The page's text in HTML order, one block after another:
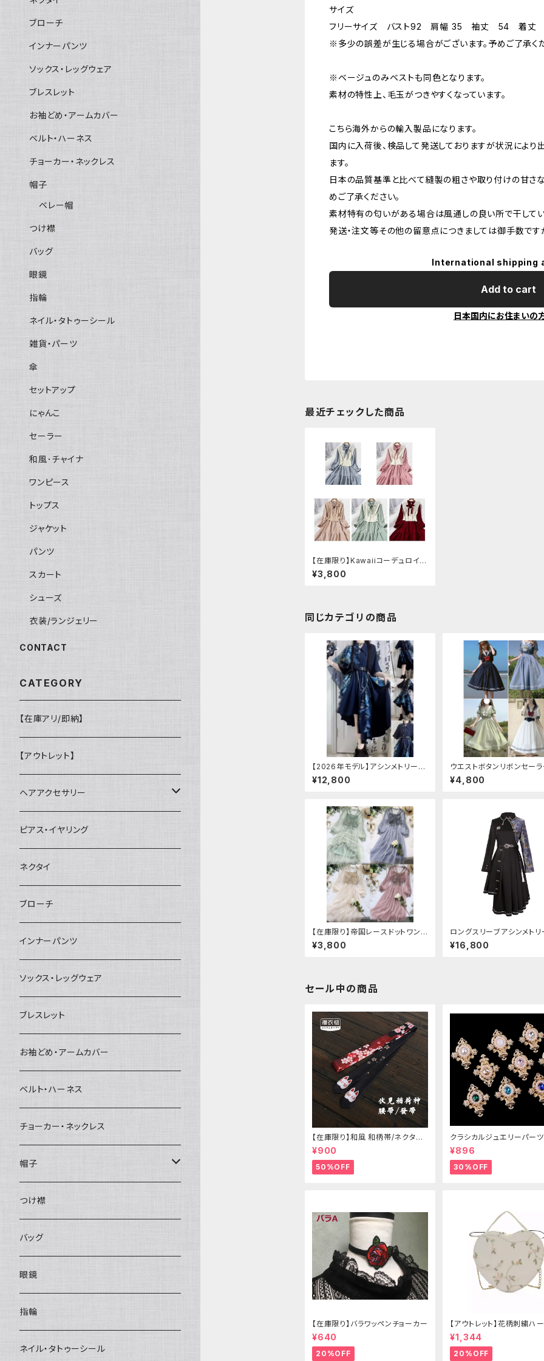
サイズ
フリーサイズ バスト92 肩幅 35 袖丈 54 着
※多少の誤差が生じる場合がございます。予めご了承く
※ベージュのみベストも同色となります。
素材の特性上、毛玉がつきやすくなっています。
こちら海外からの輸入製品になります。
国内に入荷後、検品して発送しておりますが状況によ
ます。
日本の品質基準と比べて縫製の粗さや取り付けの甘さ
めご了承ください。
素材特有の匂いがある場合は風通しの良い所で干して
発送・注文等その他の留意点につきましては御手数で
International shipping
Add to cart
日本国内にお住まいの
最近チェックした商品
【在庫限り】Kawaiiコーデュロイニ
ットワンピースセットアップ
¥3,800
同じカテゴリの商品
【2026年モデル】アシンメトリーチ
ャイナ改良ドレス
¥12,800
ウエストボタンリボンセー
ピース
¥4,800
【在庫限り】帝国レースドットワンピ
ース
¥3,800
ロングスリーブアシンメトリ
イナドレス
¥16,800
セール中の商品
【在庫限り】和風 和柄帯/ネクタイ/
リボン（狐面/金魚
¥900
50%OFF
クラシカルジュエリーパーツ
¥896
30%OFF
【在庫限り】バラワッペンチョーカー
¥640
20%OFF
【アウトレット】花柄刺繍ハ
グ
¥1,344
20%OFF
ブローチ
インナーパンツ
ソックス・レッグウェア
ブレスレット
お袖どめ・アームカバー
ベルト・ハーネス
チョーカー・ネックレス
帽子
ベレー帽
つけ襟
バッグ
眼鏡
指輪
ネイル・タトゥーシール
雑貨・パーツ
傘
セットアップ
にゃんこ
セーラー
和風･チャイナ
ワンピース
トップス
ジャケット
パンツ
スカート
シューズ
衣装/ランジェリー
CONTACT
CATEGORY
【在庫アリ/即納】
【アウトレット】
ヘアアクセサリー
ヘアクリップ
ヘッドドレス・カチューシャ
ヘアゴム
簪
ピアス・イヤリング
ネクタイ
ブローチ
インナーパンツ
ソックス・レッグウェア
ブレスレット
お袖どめ・アームカバー
ベルト・ハーネス
チョーカー・ネックレス
帽子
ベレー帽
つけ襟
バッグ
眼鏡
指輪
ネイル・タトゥーシール